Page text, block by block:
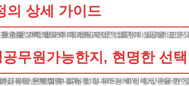
의 상세 가이드
상 복잡해 보일 수 있지만, 전문 법률팀의 체계적인
게 준비해야 합니다. 법원에 공식 신청서를 제출한 후에는 채권자 설명회와 변제 계획에 대한 엄격한 심문 과정을 거치게 됩니다.
전문가의 전략적이고 체계적인 접근이 성공을 결정
무원가능한지, 현명한 선택
기회입니다. 재정적 어려움에 직면한 공무원분들께서는 지체 없이 전문가와 상담하시길 간곡히 권해드립니다.
러분의 신뢰할 수 있는 법적 파트너로서 항상 여러분
고 새로운 경제적 미래를 설계하는 여정에서 든든한